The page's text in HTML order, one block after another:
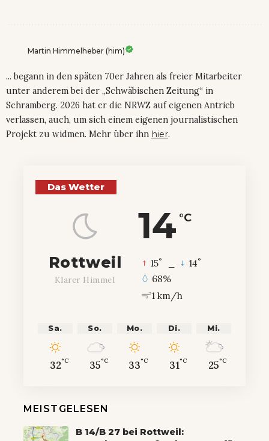
Martin Himmelheber (him)
... begann in den späten 70er Jahren als freier Mitarbeiter
unter anderem bei der „Schwäbischen Zeitung“ in
Schramberg. 2026 hat er die NRWZ auf eigenen Antrieb
verlassen, auch, um sich einem eigenen journalistischen
Projekt zu widmen. Mehr über ihn hier.
Das Wetter
14 °C
Rottweil
Klarer Himmel
15° 14°
68%
1 km/h
Sa.
32°C
So.
35°C
Mo.
33°C
Di.
31°C
Mi.
25°C
MEISTGELESEN
B 14/B 27 bei Rottweil: